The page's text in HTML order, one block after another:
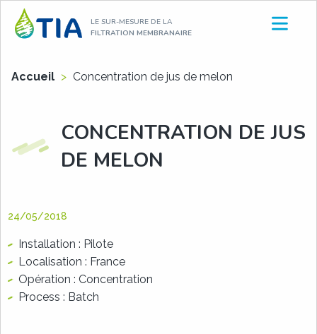
Aller
contenu
LE SUR-MESURE DE LA
FILTRATION MEMBRANAIRE
Accueil > Concentration de jus de melon
CONCENTRATION DE JUS
DE MELON
24/05/2018
Installation : Pilote
Localisation : France
Opération : Concentration
Process : Batch